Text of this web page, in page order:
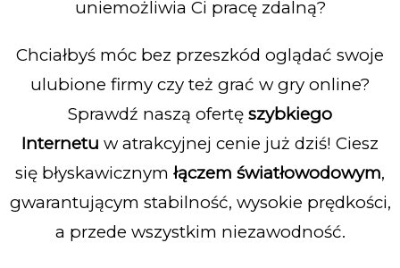
uniemożliwia Ci pracę zdalną?
Chciałbyś móc bez przeszkód oglądać swoje
ulubione firmy czy też grać w gry online?
Sprawdź naszą ofertę szybkiego
Internetu w atrakcyjnej cenie już dziś! Ciesz
się błyskawicznym łączem światłowodowym,
gwarantującym stabilność, wysokie prędkości,
a przede wszystkim niezawodność.